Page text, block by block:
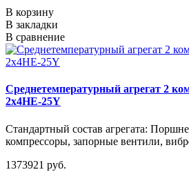
В корзину
В закладки
В сравнение
Среднетемпературный агрегат 2
2х4HE-25Y
Стандартный состав агрегата:
компрессоры, запорные вентили,
1373921 руб.